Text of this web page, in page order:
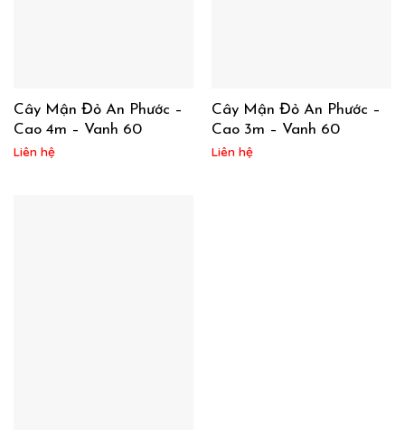
Cây Mận Đỏ An Phước –
Cao 4m – Vanh 60
Liên hệ
Cây Mận Đỏ An Phước –
Cao 3m – Vanh 60
Liên hệ